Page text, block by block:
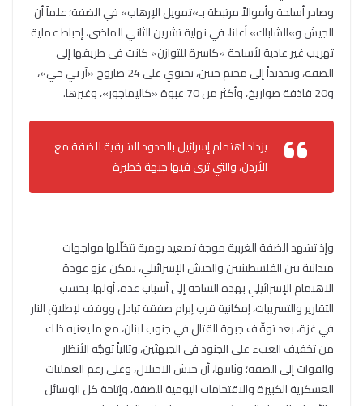
وصادر أسلحة وأموالاً مرتبطة بـ»تمويل الإرهاب» في الضفة؛ علماً أن
الجيش و»الشاباك» أعلنا، في نهاية تشرين الثاني الماضي، إحباط عملية
تهريب غير عادية لأسلحة «كاسرة للتوازن» كانت في طريقها إلى
الضفة، وتحديداً إلى مخيم جنين، تحتوي على 24 صاروخ «آر بي جي»،
و20 قاذفة صواريخ، وأكثر من 70 عبوة «كاليماجور»، وغيرها.
يزداد اهتمام إسرائيل بالحدود الشرقية للضفة مع
الأردن، والتي ترى فيها جبهة خطيرة
وإذ تشهد الضفة الغربية موجة تصعيد يومية تتخلّلها مواجهات
ميدانية بين الفلسطينيين والجيش الإسرائيلي، يمكن عزو عودة
الاهتمام الإسرائيلي بهذه الساحة إلى أسباب عدة، أولها، بحسب
التقارير والتسريبات، إمكانية قرب إبرام صفقة تبادل ووقف لإطلاق النار
في غزة، بعد توقّف جبهة القتال في جنوب لبنان، مع ما يعنيه ذلك
من تخفيف العبء على الجنود في الجبهتَين، وتالياً توجُّه الأنظار
والقوات إلى الضفة؛ وثانيها، أن جيش الاحتلال، وعلى رغم العمليات
العسكرية الكبيرة والاقتحامات اليومية للضفة، وإتاحة كل الوسائل